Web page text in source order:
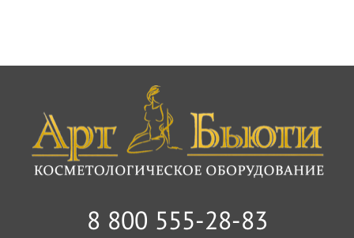
8 800 555-28-83